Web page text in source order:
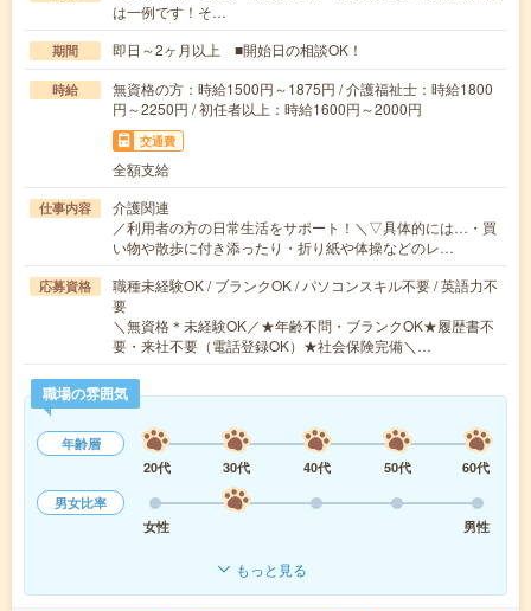
は一例です！そ…
期間 即日～2ヶ月以上 ■開始日の相談OK！
時給
無資格の方：時給1500円～1875円 / 介護福祉士：時給1800
円～2250円 / 初任者以上：時給1600円～2000円
交通費
全額支給
仕事内容
介護関連
／利用者の方の日常生活をサポート！＼▽具体的には…・買
い物や散歩に付き添ったり・折り紙や体操などのレ…
応募資格
職種未経験OK / ブランクOK / パソコンスキル不要 / 英語力不
要
＼無資格＊未経験OK／★年齢不問・ブランクOK★履歴書不
要・来社不要（電話登録OK）★社会保険完備＼…
職場の雰囲気
年齢層
20代
30代 40代 50代
60代
男女比率
女性
男性
もっと見る